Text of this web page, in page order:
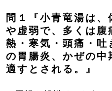
問１『小青竜湯は
や虚弱で、多くは腹
熱・寒気・頭痛・吐
の胃腸炎、かぜの中
適すとされる。』